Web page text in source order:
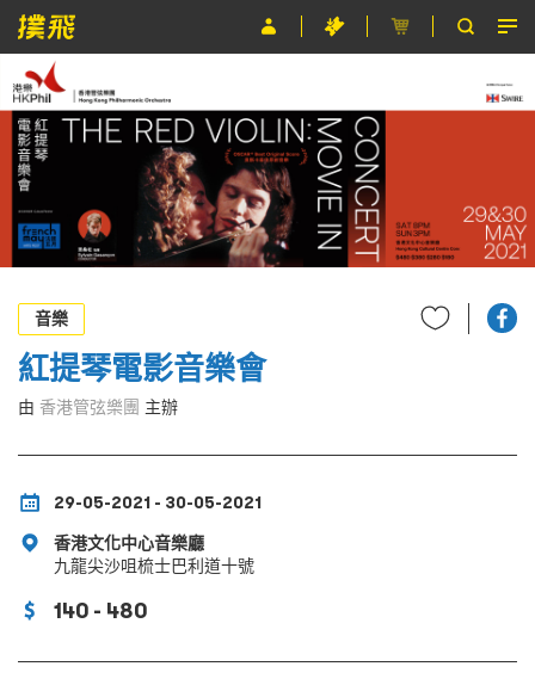
節目
主辦單位
關於撲飛
條款及細則
EN
音樂
紅提琴電影音樂會
由 香港管弦樂團 主辦
29-05-2021 - 30-05-2021
香港文化中心音樂廳
九龍尖沙咀梳士巴利道十號
140 - 480